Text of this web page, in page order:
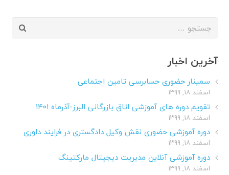
جستجو
آخرین اخبار
سمینار حضوری حسابرسی تامین اجتماعی
اسفند ۱۸, ۱۳۹۹
تقویم دوره های آموزشی اتاق بازرگانی البرز-آذرماه ۱۴۰۱
اسفند ۱۸, ۱۳۹۹
دوره آموزشی حضوری نقش وکیل دادگستری در فرایند داوری
اسفند ۱۸, ۱۳۹۹
دوره آموزشی آنلاین مدیریت دیجیتال مارکتینگ
اسفند ۱۸, ۱۳۹۹